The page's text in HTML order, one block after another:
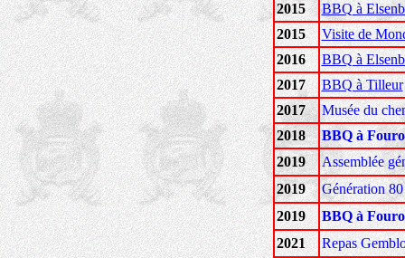
2015
BBQ à
2015
Visite de
2016
BBQ à
2017
BBQ à Tilleur
2017
Musée du
2018
BBQ à
2019
Assemblée
2019
Génération 80
2019
BBQ à
2021
Repas